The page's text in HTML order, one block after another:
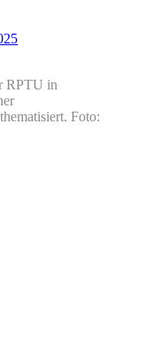
RPTU in
Foto: